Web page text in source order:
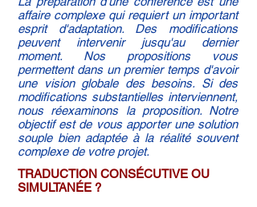
affaire complexe qui requiert un important
esprit d'adaptation. Des modifications
peuvent intervenir jusqu'au dernier
moment. Nos propositions vous
permettent dans un premier temps d'avoir
une vision globale des besoins. Si des
modifications substantielles interviennent,
nous réexaminons la proposition. Notre
objectif est de vous apporter une solution
souple bien adaptée à la réalité souvent
complexe de votre projet.
TRADUCTION CONSÉCUTIVE OU
SIMULTANÉE ?